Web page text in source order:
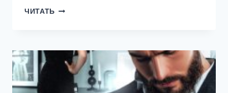
ЧИТАТЬ ИЗМЕНА
СПРАВЛЮСЬ